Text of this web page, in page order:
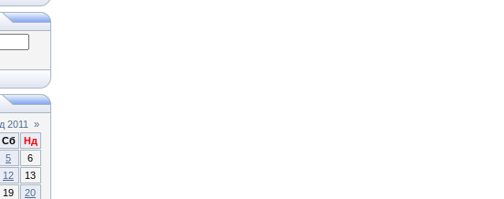
2011
»
Сб
Нд
5
6
12
13
19
20